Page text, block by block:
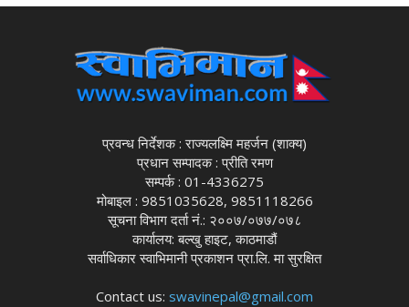
प्रवन्ध निर्देशक : राज्यलक्ष्मि महर्जन (शाक्य)
प्रधान सम्पादक : प्रीति रमण
सम्पर्क : 01-4336275
मोबाइल : 9851035628, 9851118266
सूचना विभाग दर्ता नं.: २००७/०७७/०७८
कार्यालय: बल्खु हाइट, काठमाडौं
सर्वाधिकार स्वाभिमानी प्रकाशन प्रा.लि. मा सुरक्षित
Contact us: swavinepal@gmail.com